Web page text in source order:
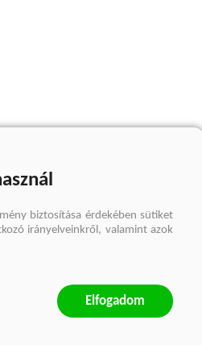
biztosítása érdekében sütiket
irányelveinkről, valamint azok
Elfogadom